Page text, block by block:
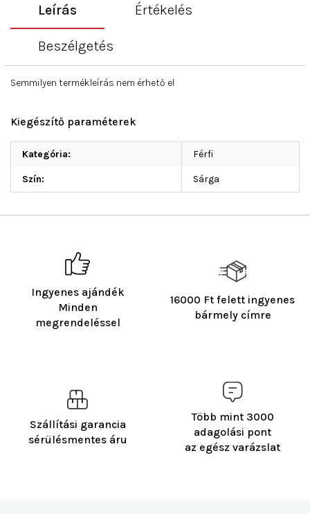
Ingyenes ajándék
Minden
megrendeléssel
16000 Ft felett ingyenes
bármely címre
Szállítási garancia
sérülésmentes áru
Több mint 3000
adagolási pont
az egész varázslat
Leírás Értékelés
Beszélgetés
Semmilyen termékleírás nem érhető el
Kiegészítő paraméterek
Kategória: Férfi
Szín: Sárga